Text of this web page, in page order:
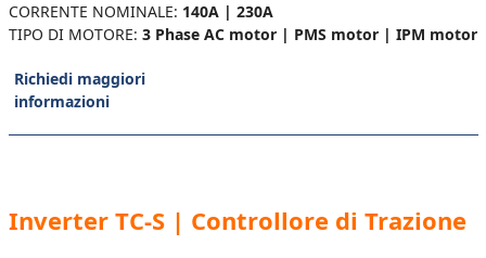
CORRENTE NOMINALE: 140A | 230A
TIPO DI MOTORE: 3 Phase AC motor | PMS motor | IPM motor
Richiedi maggiori
informazioni
Inverter TC-S | Controllore di Trazione